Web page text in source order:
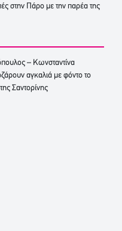
στην Πάρο με την παρέα της
– Κωνσταντίνα
αγκαλιά με φόντο το
Σαντορίνης